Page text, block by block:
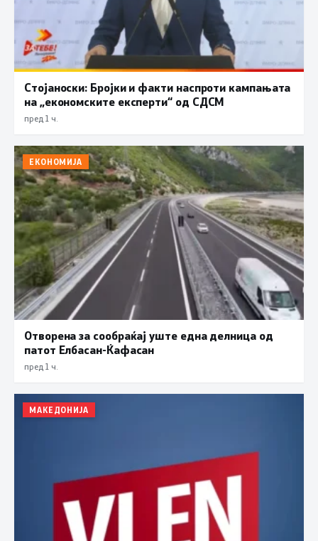
Стојаноски: Бројки и факти наспроти кампањата
на „економските експерти“ од СДСM
пред 1 ч.
ЕКОНОМИЈА
Отворена за сообраќај уште една делница од
патот Елбасан-Ќафасан
пред 1 ч.
МАКЕДОНИЈА